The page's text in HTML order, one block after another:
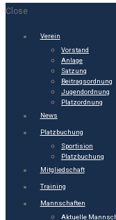
Close
Verein
Vorstand
Anlage
Satzung
Beitragsordnung
Jugendordnung
Platzordnung
News
Platzbuchung
Sportision
Platzbuchung
Mitgliedschaft
Training
Mannschaften
Aktuelle